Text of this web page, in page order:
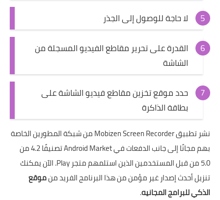
لا حاجة للوصول إلى الجذر
القدرة على تحرير مقاطع الفيديو المسجلة من
الشاشة
حدد موقع تخزين مقاطع فيديو الشاشة على
بطاقة الذاكرة
نشر تطبيق Mobizen Screen Recorder من شبكة المطورين الخاصة
بهم مجانًا إلى جانب الدفعات في Android Market تصنيفًا 4.2 من
5.0 من قبل المستخدمين الذين استلمهم متجر Play. الآن يمكنك
تنزيل أحدث إصدار غير مؤمن من هذا البرنامج الفريد منموقع
الذكي للبرامج المجانيه.